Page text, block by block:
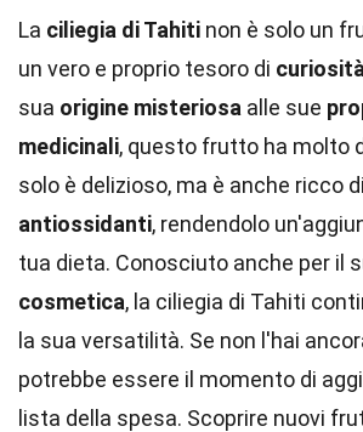
La ciliegia di Tahiti non è solo un
un vero e proprio tesoro di curiosità
sua origine misteriosa alle sue
medicinali, questo frutto ha molto
solo è delizioso, ma è anche ricco di
antiossidanti, rendendolo
tua dieta. Conosciuto anche per il
cosmetica, la ciliegia di Tahiti
la sua versatilità. Se non l'hai
potrebbe essere il momento di
lista della spesa. Scoprire nuovi